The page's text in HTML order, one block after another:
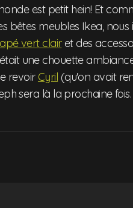
est petit hein! Et
bêtes meubles Ikea,
vert clairet des
une chouette
revoir Cyril (qu'on avait
sera là la prochaine fois.